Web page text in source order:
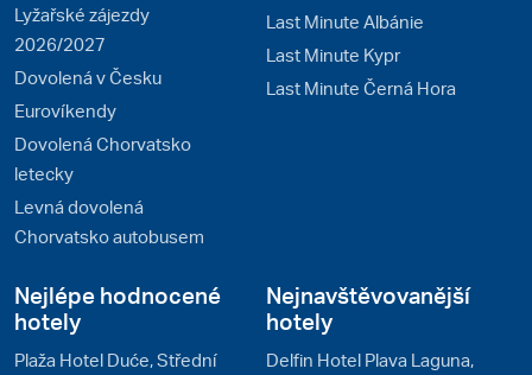
Lyžařské zájezdy
2026/2027
Dovolená v Česku
Eurovíkendy
Dovolená Chorvatsko
letecky
Levná dovolená
Chorvatsko autobusem
Last Minute Albánie
Last Minute Kypr
Last Minute Černá Hora
Nejlépe hodnocené
hotely
Plaža Hotel Duće, Střední
Nejnavštěvovanější
hotely
Delfin Hotel Plava Laguna,